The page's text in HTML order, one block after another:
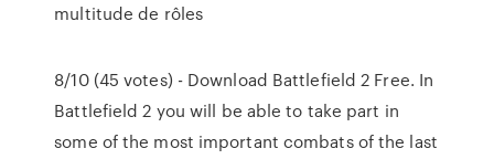
multitude de rôles
8/10 (45 votes) - Download Battlefield 2 Free. In
Battlefield 2 you will be able to take part in
some of the most important combats of the last